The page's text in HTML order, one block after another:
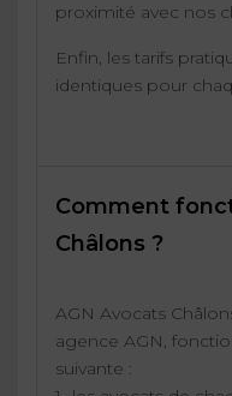
proximité avec nos
Enfin, les tarifs
identiques pour
Comment
Châlons ?
AGN Avocats
agence AGN,
suivante :